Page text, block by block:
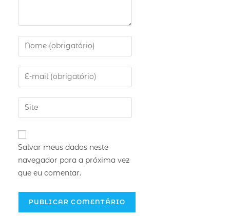
Salvar meus dados neste
navegador para a próxima vez
que eu comentar.